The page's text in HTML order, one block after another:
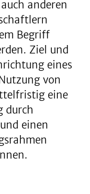
anderen
Begriff
Ziel und
eines
von
eine
durch
einen